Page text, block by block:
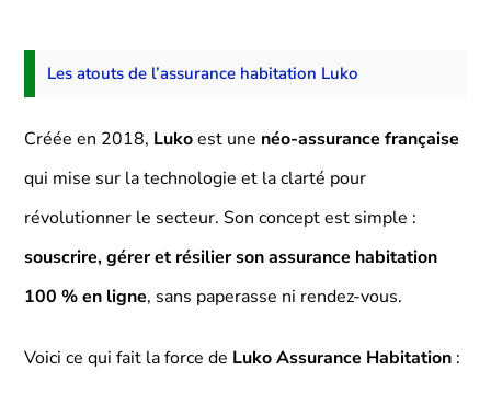
Les atouts de l’assurance habitation Luko
Créée en 2018, Lukoest une néo-assurance française
qui mise sur la technologie et la clarté pour
révolutionner le secteur. Son concept est simple :
souscrire, gérer et résilier son assurance habitation
100 % en ligne, sans paperasse ni rendez-vous.
Voici ce qui fait la force de Luko Assurance Habitation :